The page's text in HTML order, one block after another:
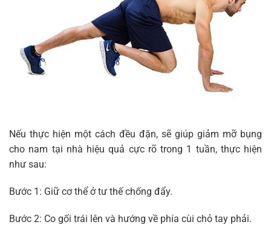
Nếu thực hiện một cách đều đặn, sẽ giúp giảm mỡ bụng
cho nam tại nhà hiệu quả cực rõ trong 1 tuần, thực hiện
như sau:
Bước 1: Giữ cơ thể ở tư thế chống đẩy.
Bước 2: Co gối trái lên và hướng về phía cùi chỏ tay phải.